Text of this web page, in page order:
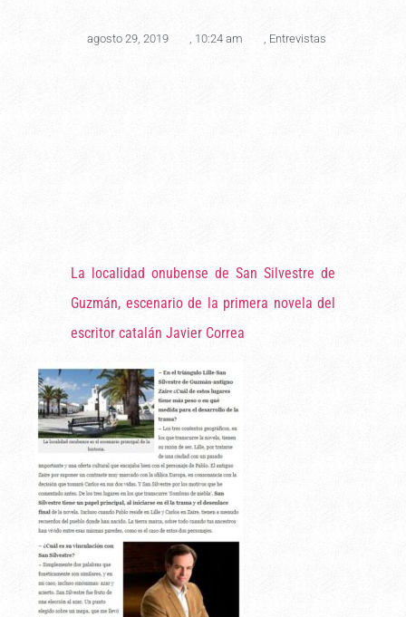
agosto 29, 2019 10:24 am Entrevistas
La localidad onubense de San Silvestre de
Guzmán, escenario de la primera novela del
escritor catalán Javier Correa